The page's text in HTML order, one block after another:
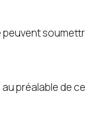
préalable de